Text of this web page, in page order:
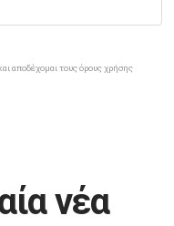
αποδέχομαι τους όρους χρήσης
νέα